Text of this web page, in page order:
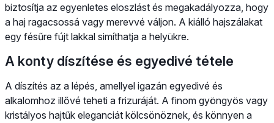
biztosítja az egyenletes eloszlást és megakadályozza, hogy
a haj ragacsossá vagy merevvé váljon. A kiálló hajszálakat
egy fésűre fújt lakkal simíthatja a helyükre.
A konty díszítése és egyedivé tétele
A díszítés az a lépés, amellyel igazán egyedivé és
alkalomhoz illővé teheti a frizuráját. A finom gyöngyös vagy
kristályos hajtűk eleganciát kölcsönöznek, és könnyen a